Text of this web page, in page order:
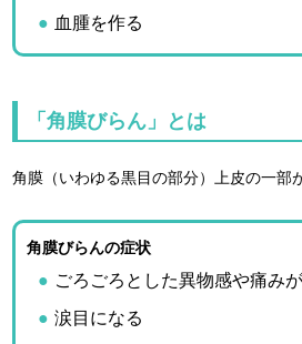
血腫を作る
「角膜びらん」とは
角膜（いわゆる黒目の部分）上皮の一部
角膜びらんの症状
ごろごろとした異物感や痛み
涙目になる